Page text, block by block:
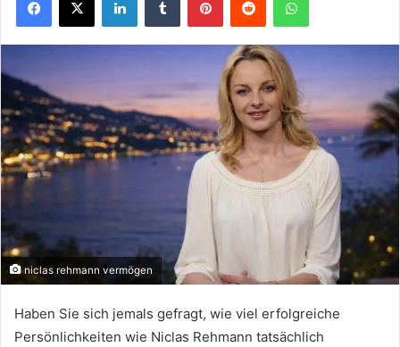
niclas rehmann vermögen
Haben Sie sich jemals gefragt, wie viel erfolgreiche
Persönlichkeiten wie Niclas Rehmann tatsächlich